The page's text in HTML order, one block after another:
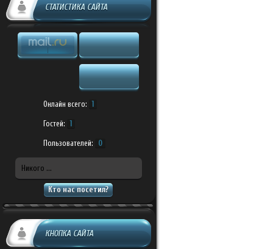
СТАТИСТИКА САЙТА
Онлайн всего: 1
Гостей: 1
Пользователей: 0
Никого ...
Кто нас посетил?
КНОПКА САЙТА